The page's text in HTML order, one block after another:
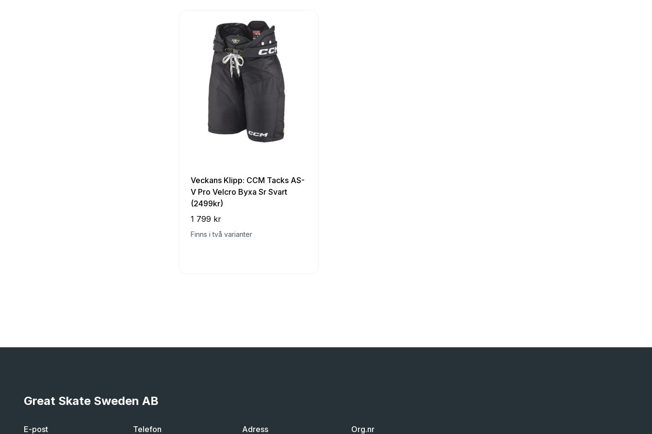
Veckans Klipp: CCM Tacks AS-
V Pro Velcro Byxa Sr Svart
(2499kr)
1 799 kr
Finns i två varianter
Great Skate Sweden AB
E-post Telefon Adress Org.nr